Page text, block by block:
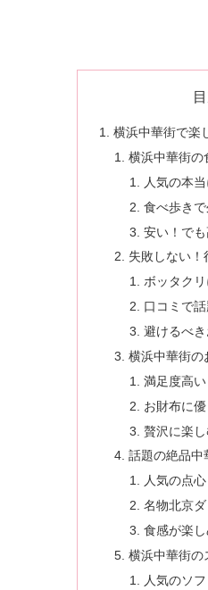
横浜中華街で楽
横浜中華街の
人気の本
食べ歩き
安い！で
失敗しない！
ボッタク
口コミで
避けるべ
横浜中華街の
満足度高
お財布に
贅沢に楽
話題の絶品中
人気の点
名物北京
食感が楽
横浜中華街の
人気のソ